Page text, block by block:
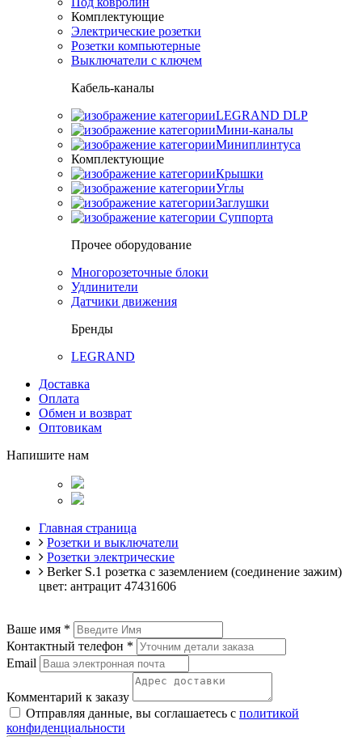
Комплектующие
Электрические розетки
Розетки компьютерные
Выключатели с ключем
Кабель-каналы
LEGRAND DLP
Мини-каналы
Миниплинтуса
Комплектующие
Крышки
Углы
Заглушки
Суппорта
Прочее оборудование
Многорозеточные блоки
Удлинители
Датчики движения
Бренды
LEGRAND
Доставка
Оплата
Обмен и возврат
Оптовикам
Напишите нам
Главная страница
Розетки и выключатели
Розетки электрические
Berker S.1 розетка с заземлением (соединение зажим)
цвет: антрацит 47431606
Ваше имя *
Контактный телефон *
Email
Комментарий к заказу
Отправляя данные, вы соглашаетесь с политикой
конфиденциальности